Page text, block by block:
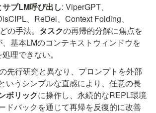
ブLM呼び出し: ViperGPT、
、ReDel、Context Folding、
の手法。 タスクの再帰的分解に焦点を
基本LMのコンテキストウィンドウを
理できない。
先行研究と異なり、プロンプトを外部
いうシンプルな直感により、任意の長
ボリックに操作し、永続的なREPL環境
ドバックを通じて再帰を反復的に改善